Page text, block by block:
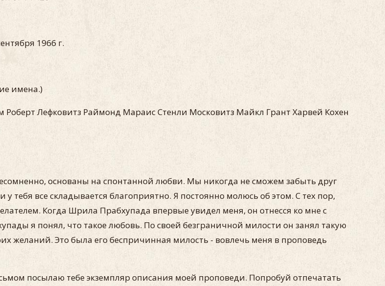
1966 г.
имена.)
Лефковитз Раймонд Мараис Стенли Московитз Майкл Грант Харвей Кохен
основаны на спонтанной любви. Мы никогда не смо­жем забыть друг
тебя все складывается благоприятно. Я посто­янно молюсь об этом. С тех пор,
Когда Шрила Прабхупада впервые увидел меня, он отнесся ко мне с
я понял, что такое любовь. По своей безграничной милости он занял такую
жела­ний. Это была его беспричинная милость - вовлечь меня в про­поведь
посылаю тебе экземпляр описания моей проповеди. По­пробуй отпечатать